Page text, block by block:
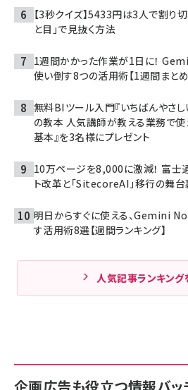
【3秒クイズ】5433円は3人で割り
と目」で見抜く方法
1週間かかった作業が1日に！
使い倒す8つの活用術【1週間まとめ
無料BIツール入門『いちばんやさ
の教本 人気講師が教える業務で使
基本』を3名様にプレゼント
10万ページを8,000に激減！ 富士
ト改革と「SitecoreAI」移行の舞台
明日からすぐに使える、Gemini
す活用術8選【週間ランキング】
人気記事ランキング